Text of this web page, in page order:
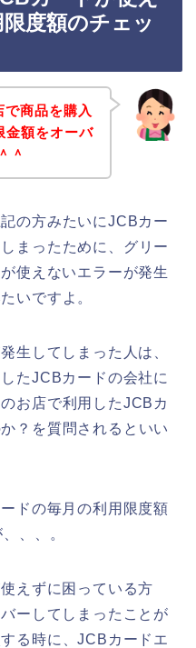
度額のチェッ
商品を購入
金額をオーバ
＾
の方みたいにJCBカー
まったために、グリー
使えないエラーが発生
いですよ。
生してしまった人は、
たJCBカードの会社に
お店で利用したJCBカ
？を質問されるといい
ドの毎月の利用限度額
、、。
えずに困っている方
ーしてしまったことが
る時に、JCBカードエ